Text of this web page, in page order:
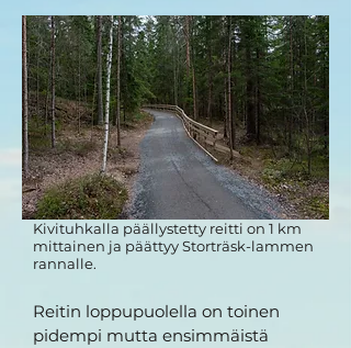
Kivituhkalla päällystetty reitti on 1 km
mittainen ja päättyy Storträsk-lammen
rannalle.
Reitin loppupuolella on toinen
pidempi mutta ensimmäistä